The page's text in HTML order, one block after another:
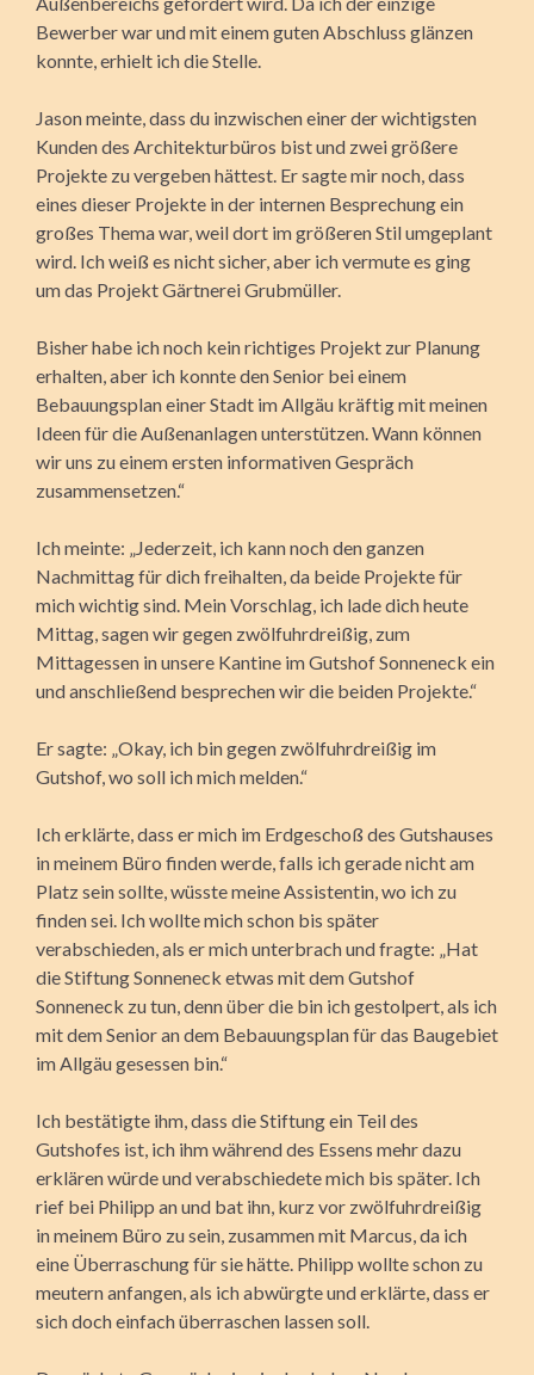
Bewerber war und mit einem guten Abschluss glänzen
konnte, erhielt ich die Stelle.
Jason meinte, dass du inzwischen einer der wichtigsten
Kunden des Architekturbüros bist und zwei größere
Projekte zu vergeben hättest. Er sagte mir noch, dass
eines dieser Projekte in der internen Besprechung ein
großes Thema war, weil dort im größeren Stil umgeplant
wird. Ich weiß es nicht sicher, aber ich vermute es ging
um das Projekt Gärtnerei Grubmüller.
Bisher habe ich noch kein richtiges Projekt zur Planung
erhalten, aber ich konnte den Senior bei einem
Bebauungsplan einer Stadt im Allgäu kräftig mit meinen
Ideen für die Außenanlagen unterstützen. Wann können
wir uns zu einem ersten informativen Gespräch
zusammensetzen.“
Ich meinte: „Jederzeit, ich kann noch den ganzen
Nachmittag für dich freihalten, da beide Projekte für
mich wichtig sind. Mein Vorschlag, ich lade dich heute
Mittag, sagen wir gegen zwölfuhrdreißig, zum
Mittagessen in unsere Kantine im Gutshof Sonneneck ein
und anschließend besprechen wir die beiden Projekte.“
Er sagte: „Okay, ich bin gegen zwölfuhrdreißig im
Gutshof, wo soll ich mich melden.“
Ich erklärte, dass er mich im Erdgeschoß des Gutshauses
in meinem Büro finden werde, falls ich gerade nicht am
Platz sein sollte, wüsste meine Assistentin, wo ich zu
finden sei. Ich wollte mich schon bis später
verabschieden, als er mich unterbrach und fragte: „Hat
die Stiftung Sonneneck etwas mit dem Gutshof
Sonneneck zu tun, denn über die bin ich gestolpert, als ich
mit dem Senior an dem Bebauungsplan für das Baugebiet
im Allgäu gesessen bin.“
Ich bestätigte ihm, dass die Stiftung ein Teil des
Gutshofes ist, ich ihm während des Essens mehr dazu
erklären würde und verabschiedete mich bis später. Ich
rief bei Philipp an und bat ihn, kurz vor zwölfuhrdreißig
in meinem Büro zu sein, zusammen mit Marcus, da ich
eine Überraschung für sie hätte. Philipp wollte schon zu
meutern anfangen, als ich abwürgte und erklärte, dass er
sich doch einfach überraschen lassen soll.